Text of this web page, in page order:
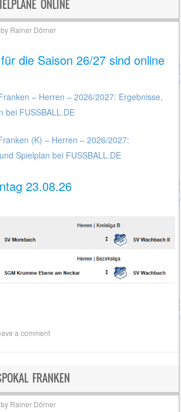
ONLINE
by Rainer Dörner
die Saison 26/27 sind online
– Herren – 2026/2027: Ergebnisse,
bei FUSSBALL.DE
(K) – Herren – 2026/2027:
Spielplan bei FUSSBALL.DE
23.08.26
a comment
FRANKEN
by Rainer Dörner